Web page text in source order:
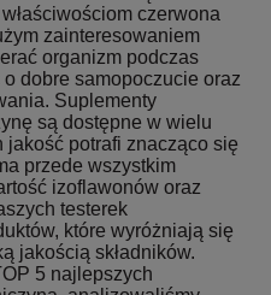
czerwona
zainteresowaniem
organizm podczas
dobre samopoczucie oraz
Suplementy
są dostępne w wielu
jakość potrafi znacząco się
przede wszystkim
izoflawonów oraz
testerek
które wyróżniają się
jakością składników.
5 najlepszych